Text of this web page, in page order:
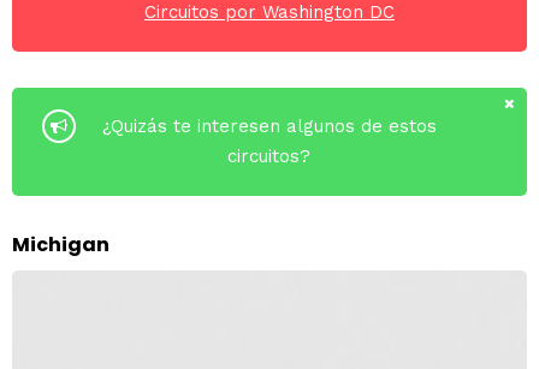
Circuitos por Washington DC
¿Quizás te interesen algunos de estos
circuitos?
Michigan